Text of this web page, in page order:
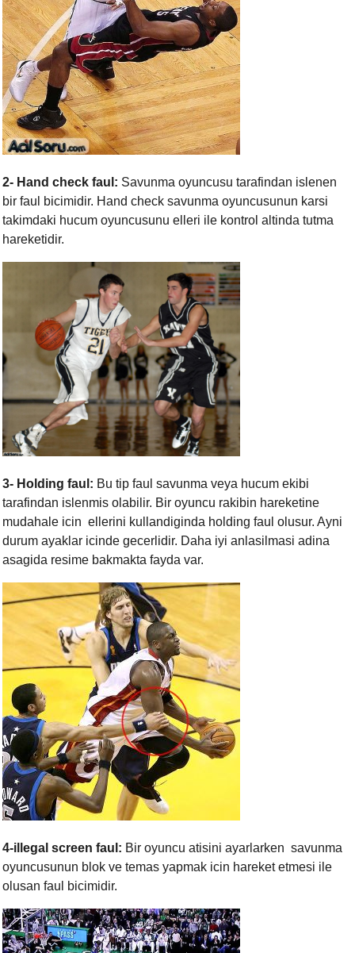
2- Hand check faul: Savunma oyuncusu tarafindan islenen
bir faul bicimidir. Hand check savunma oyuncusunun karsi
takimdaki hucum oyuncusunu elleri ile kontrol altinda tutma
hareketidir.
3- Holding faul: Bu tip faul savunma veya hucum ekibi
tarafindan islenmis olabilir. Bir oyuncu rakibin hareketine
mudahale icin ellerini kullandiginda holding faul olusur. Ayni
durum ayaklar icinde gecerlidir. Daha iyi anlasilmasi adina
asagida resime bakmakta fayda var.
4-illegal screen faul: Bir oyuncu atisini ayarlarken savunma
oyuncusunun blok ve temas yapmak icin hareket etmesi ile
olusan faul bicimidir.